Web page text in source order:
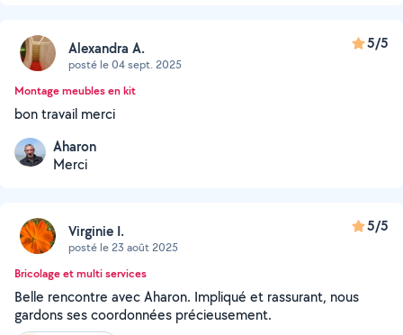
Alexandra A.
posté le 04 sept. 2025
5/5
Montage meubles en kit
bon travail merci
Aharon
Merci
Virginie I.
posté le 23 août 2025
5/5
Bricolage et multi services
Belle rencontre avec Aharon. Impliqué et rassurant, nous
gardons ses coordonnées précieusement.